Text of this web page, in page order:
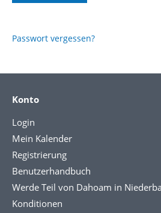
Passwort vergessen?
Konto
Login
Mein Kalender
Registrierung
Benutzerhandbuch
Werde Teil von Dahoam in
Konditionen